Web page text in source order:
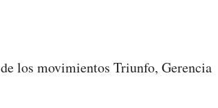
los movimientos Triunfo, Gerencia